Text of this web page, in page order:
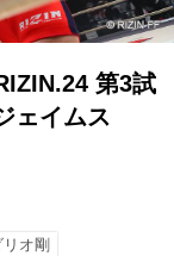
第3試
ェイムス
オ剛